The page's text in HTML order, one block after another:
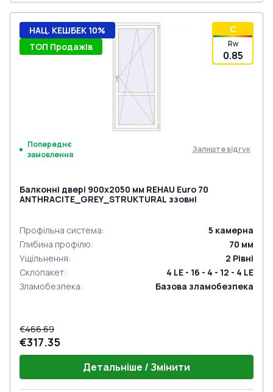
C
Rw
0.85
НАЦ. КЕШБЕК 10%
ТОП Продажів
Попереднє
замовлення
Залиште відгук
Балконні двері 900x2050 мм REHAU Euro 70
ANTHRACITE_GREY_STRUKTURAL ззовні
Профільна система: 5 камерна
Глибина профілю: 70 мм
Ущільнення: 2 Рівні
Склопакет:
4 LE - 16 - 4 - 12 - 4 LE
Зламобезпека: Базова зламобезпека
€466.69
€317.35
Детальніше / Змінити